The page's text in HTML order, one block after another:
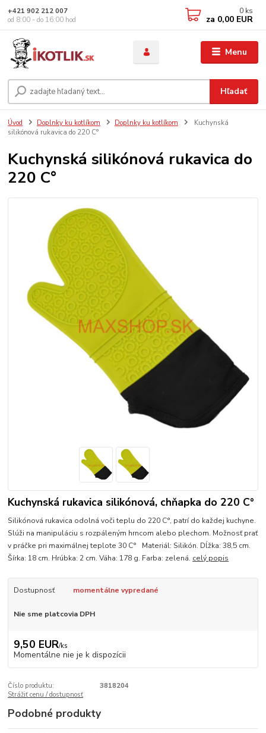
Menu
Hľadať
+421 902 212 007
od 8:00 - do 16:00 hod
0 ks
za 0,00 EUR
Úvod Doplnky ku kotlíkom Doplnky ku kotlíkom
Kuchynská
silikónová rukavica do 220 C°
Kuchynská silikónová rukavica do
220 C°
Kuchynská rukavica silikónová, chňapka do 220 C°
Silikónová rukavica odolná voči teplu do 220 C°, patrí do každej kuchyne.
Slúži na manipuláciu s rozpáleným hrncom alebo plechom. Možnosť prať
v práčke pri maximálnej teplote 30 C° Materiál: Silikón. Dĺžka: 38,5 cm.
Šírka: 18 cm. Hrúbka: 2 cm. Váha: 178 g. Farba: zelená. celý popis
Dostupnosť momentálne vypredané
Nie sme platcovia DPH
9,50 EUR/ks
Momentálne nie je k dispozícii
Číslo produktu:
3818204
Strážiť cenu / dostupnosť
Podobné produkty